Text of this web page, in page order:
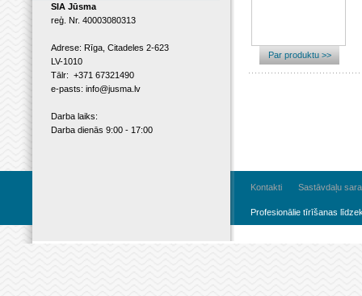
SIA Jūsma
reģ. Nr. 40003080313
Adrese: Rīga, Citadeles 2-623
LV-1010
Tālr: +371 67321490
e-pasts: info@jusma.lv
Darba laiks:
Darba dienās 9:00 - 17:00
Par produktu >>
Kontakti Sastāvdaļu
Profesionālie tīrīšanas